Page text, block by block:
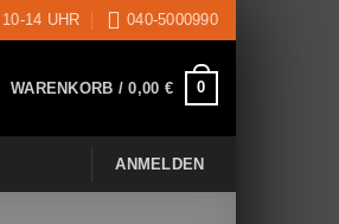
14 UHR 040-5000990
WARENKORB /0,00 € 0
ANMELDEN